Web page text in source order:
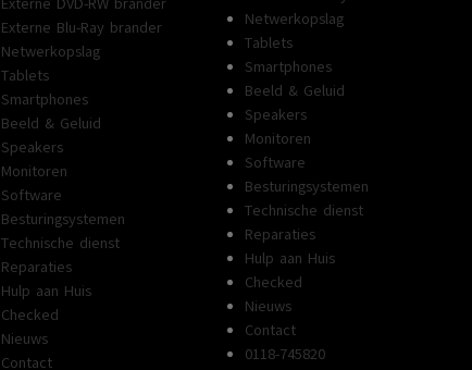
Externe Blu-Ray brander
Netwerkopslag
Tablets
Smartphones
Beeld & Geluid
Speakers
Monitoren
Software
Besturingsystemen
Technische dienst
Reparaties
Hulp aan Huis
Checked
Nieuws
Contact
Netwerkopslag
Tablets
Smartphones
Beeld & Geluid
Speakers
Monitoren
Software
Besturingsystemen
Technische dienst
Reparaties
Hulp aan Huis
Checked
Nieuws
Contact
0118-745820